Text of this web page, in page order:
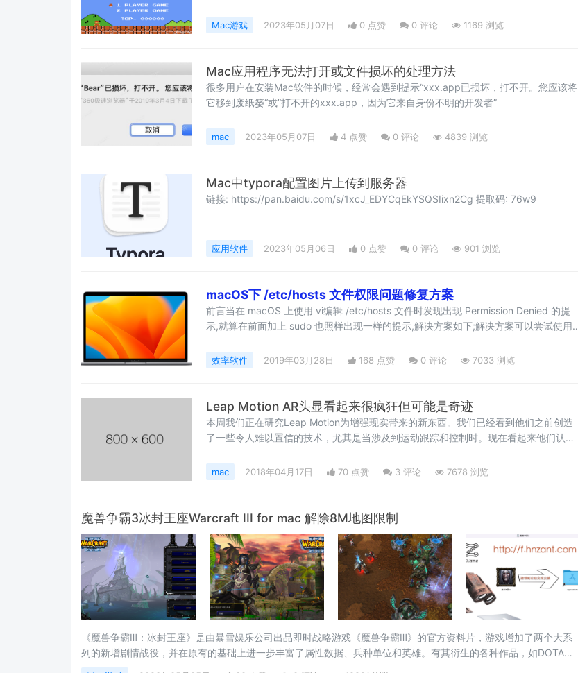
Mac游戏 2023年05月07日 0 点赞 0 评论 1169 浏览
Mac应用程序无法打开或文件损坏的处理方法
很多用户在安装Mac软件的时候，经常会遇到提示“xxx.app已损坏，打不开。您应该将
它移到废纸篓“或”打不开的xxx.app，因为它来自身份不明的开发者”
mac 2023年05月07日 4 点赞 0 评论 4839 浏览
Mac中typora配置图片上传到服务器
链接: https://pan.baidu.com/s/1xcJ_EDYCqEkYSQSIixn2Cg 提取码: 76w9
应用软件 2023年05月06日 0 点赞 0 评论 901 浏览
macOS下 /etc/hosts 文件权限问题修复方案
前言当在 macOS 上使用 vi编辑 /etc/hosts 文件时发现出现 Permission Denied 的提
示,就算在前面加上 sudo 也照样出现一样的提示,解决方案如下;解决方案可以尝试使用
/etc/hostssudo chflags -hv noschg /et
效率软件 2019年03月28日 168 点赞 0 评论 7033 浏览
Leap Motion AR头显看起来很疯狂但可能是奇迹
本周我们正在研究Leap Motion为增强现实带来的新东西。我们已经看到他们之前创造
了一些令人难以置信的技术，尤其是当涉及到运动跟踪和控制时。现在看起来他们认为
mac 2018年04月17日 70 点赞 3 评论 7678 浏览
魔兽争霸3冰封王座Warcraft III for mac 解除8M地图限制
《魔兽争霸Ⅲ：冰封王座》是由暴雪娱乐公司出品即时战略游戏《魔兽争霸Ⅲ》的官方资料片，游戏增加了两个大系
列的新增剧情战役，并在原有的基础上进一步丰富了属性数据、兵种单位和英雄。有其衍生的各种作品，如DOTA，
真三国无双，塔防地图，防守地图等。魔兽争霸3冰封王座官方介绍再次回味《魔兽争霸III：混乱之治》以及《魔兽